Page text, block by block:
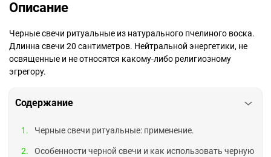
Описание
Черные свечи ритуальные из натурального пчелиного воска.
Длинна свечи 20 сантиметров. Нейтральной энергетики, не
освященные и не относятся какому-либо религиозному
эгрегору.
Содержание
Черные свечи ритуальные: применение.
Особенности черной свечи и как использовать черную